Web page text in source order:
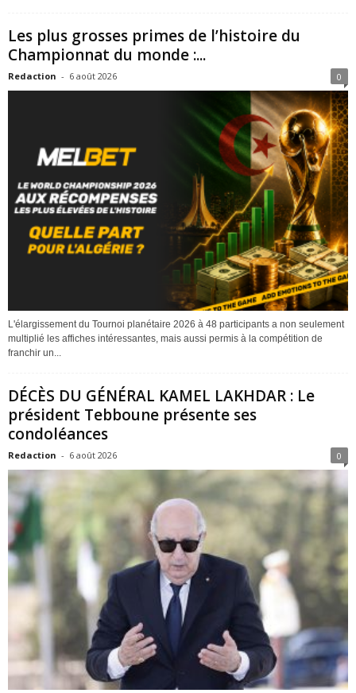
Les plus grosses primes de l’histoire du
Championnat du monde :...
Redaction - 6 août 2026 0
L'élargissement du Tournoi planétaire 2026 à 48 participants a non seulement
multiplié les affiches intéressantes, mais aussi permis à la compétition de
franchir un...
DÉCÈS DU GÉNÉRAL KAMEL LAKHDAR : Le
président Tebboune présente ses
condoléances
Redaction - 6 août 2026 0